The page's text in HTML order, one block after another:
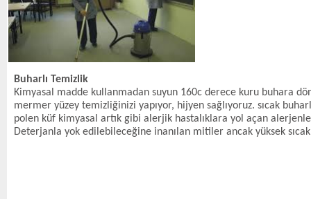
Buharlı Temizlik
Kimyasal madde kullanmadan suyun 160c derece kuru buhara
mermer yüzey temizliğinizi yapıyor, hijyen sağlıyoruz. sıcak
polen küf kimyasal artık gibi alerjik hastalıklara yol açan
Deterjanla yok edilebileceğine inanılan mitiler ancak yüksek